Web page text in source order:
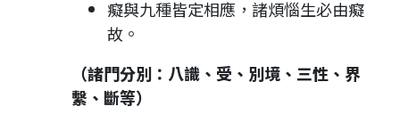
癡與九種皆定相應，諸煩惱生必由癡
故。
（諸門分別：八識、受、別境、三性、界
繫、斷等）